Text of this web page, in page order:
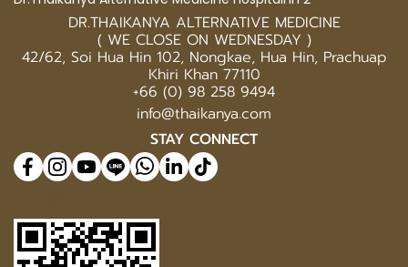
DR.THAIKANYA ALTERNATIVE MEDICINE
( WE CLOSE ON WEDNESDAY )
42/62, Soi Hua Hin 102, Nongkae, Hua Hin, Prachuap
Khiri Khan 77110
+66 (0) 98 258 9494
info@thaikanya.com
STAY CONNECT